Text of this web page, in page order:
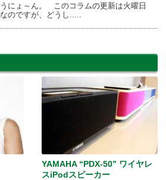
うにょ～ん。 このコラムの更新は火曜日
なのですが、どうし.....
YAMAHA “PDX-50” ワイヤレ
スiPodスピーカー